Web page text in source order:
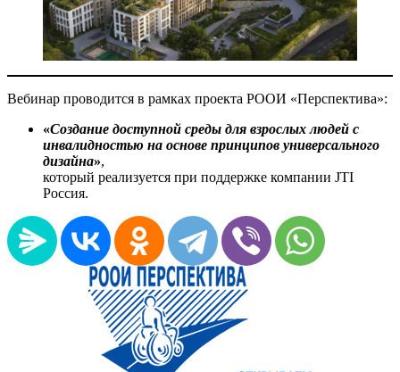
Вебинар проводится в рамках проекта РООИ «Перспектива»:
«Создание доступной среды для взрослых людей с
инвалидностью на основе принципов универсального
дизайна»,
который реализуется при поддержке компании JTI
Россия.